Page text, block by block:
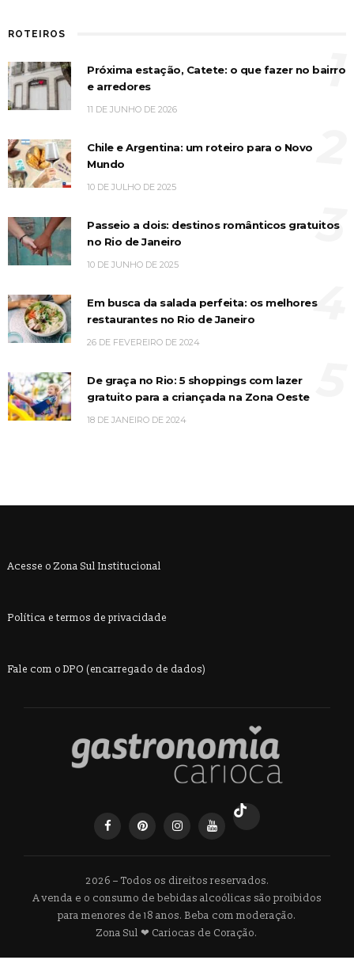
ROTEIROS
Próxima estação, Catete: o que fazer no bairro
e arredores
11 DE JUNHO DE 2026
1
Chile e Argentina: um roteiro para o Novo
Mundo
10 DE JULHO DE 2025
Passeio a dois: destinos românticos gratuitos
no Rio de Janeiro
10 DE JUNHO DE 2025
3
Em busca da salada perfeita: os melhores
restaurantes no Rio de Janeiro
26 DE FEVEREIRO DE 2024
4
De graça no Rio: 5 shoppings com lazer
gratuito para a criançada na Zona Oeste
18 DE JANEIRO DE 2024
Acesse o Zona Sul Institucional
Política e termos de privacidade
Fale com o DPO (encarregado de dados)
2026 – Todos os direitos reservados.
A venda e o consumo de bebidas alcoólicas são proibidos
para menores de 18 anos. Beba com moderação.
Zona Sul ❤ Cariocas de Coração.